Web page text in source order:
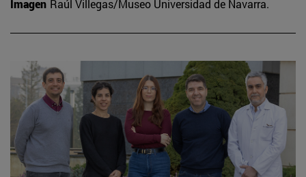
Imagen Raúl Villegas/Museo Universidad de Navarra.